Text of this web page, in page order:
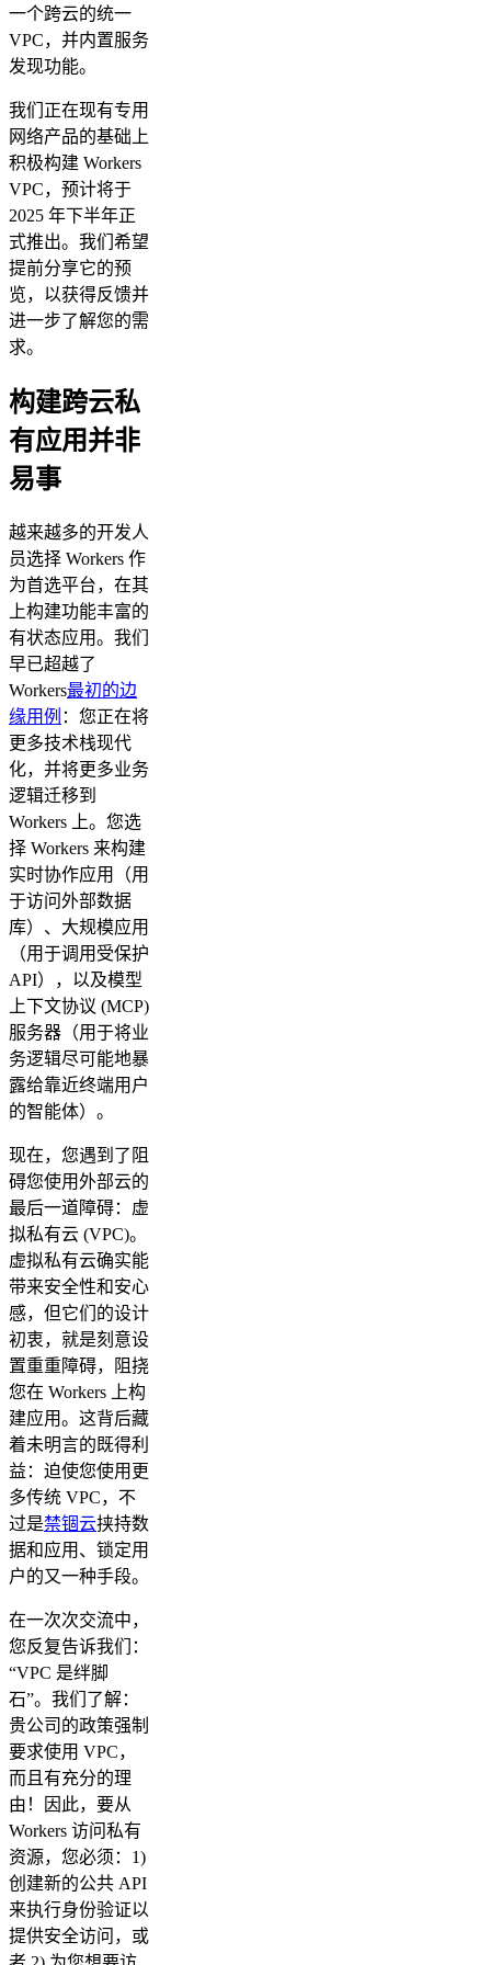
一个跨云的统一
VPC，并内置服务
发现功能。
我们正在现有专用
网络产品的基础上
积极构建 Workers
VPC，预计将于
2025 年下半年正
式推出。我们希望
提前分享它的预
览，以获得反馈并
进一步了解您的需
求。
构建跨云私
有应用并非
易事
越来越多的开发人
员选择 Workers 作
为首选平台，在其
上构建功能丰富的
有状态应用。我们
早已超越了
Workers最初的边
缘用例 ：您正在将
更多技术栈现代
化，并将更多业务
逻辑迁移到
Workers 上。您选
择 Workers 来构建
实时协作应用（用
于访问外部数据
库）、大规模应用
（用于调用受保护
API），以及模型
上下文协议 (MCP)
服务器（用于将业
务逻辑尽可能地暴
露给靠近终端用户
的智能体）。
现在，您遇到了阻
碍您使用外部云的
最后一道障碍：虚
拟私有云 (VPC)。
虚拟私有云确实能
带来安全性和安心
感，但它们的设计
初衷，就是刻意设
置重重障碍，阻挠
您在 Workers 上构
建应用。这背后藏
着未明言的既得利
益：迫使您使用更
多传统 VPC，不
过是禁锢云挟持数
据和应用、锁定用
户的又一种手段。
在一次次交流中，
您反复告诉我们：
“VPC 是绊脚
石”。我们了解：
贵公司的政策强制
要求使用 VPC，
而且有充分的理
由！因此，要从
Workers 访问私有
资源，您必须：1)
创建新的公共 API
来执行身份验证以
提供安全访问，或